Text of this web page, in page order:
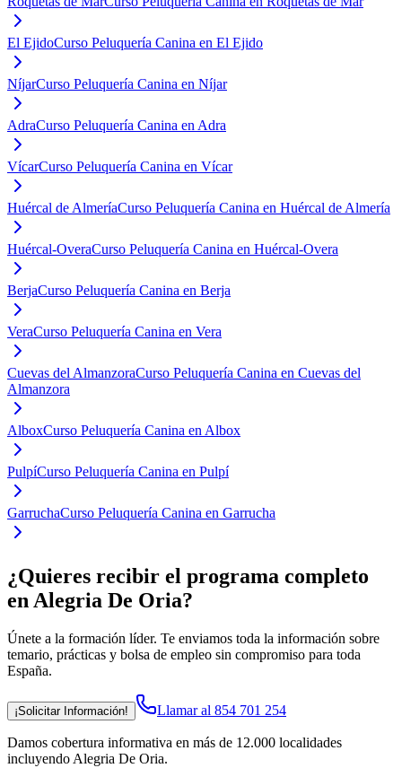
El EjidoCurso Peluquería Canina en El Ejido
NíjarCurso Peluquería Canina en Níjar
AdraCurso Peluquería Canina en Adra
VícarCurso Peluquería Canina en Vícar
Huércal de AlmeríaCurso Peluquería Canina en Huércal de Almería
Huércal-OveraCurso Peluquería Canina en Huércal-Overa
BerjaCurso Peluquería Canina en Berja
VeraCurso Peluquería Canina en Vera
Cuevas del AlmanzoraCurso Peluquería Canina en Cuevas del
Almanzora
AlboxCurso Peluquería Canina en Albox
PulpíCurso Peluquería Canina en Pulpí
GarruchaCurso Peluquería Canina en Garrucha
¿Quieres recibir el programa completo
en Alegria De Oria?
Únete a la formación líder. Te enviamos toda la información sobre
temario, prácticas y bolsa de empleo sin compromiso para toda
España.
¡Solicitar Información! Llamar al 854 701 254
Damos cobertura informativa en más de 12.000 localidades
incluyendo Alegria De Oria.